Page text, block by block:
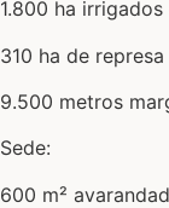
1.800 ha
310 ha de represa
9.500 metros
Sede:
600 m²